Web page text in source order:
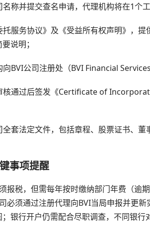
名称并提交查名申请，代理机构将在1个
托服务协议》及《受益所有权声明》，
说明；
向BVI公司注册处（BVI Financial
核通过后签发《Certificate of
全套法定文件，包括章程、股票证书、
事项提醒
报税，但需每年按时缴纳部门年费（逾
必须通过注册代理向BVI当局申报并更
银行开户仍需配合尽职调查，不同银行